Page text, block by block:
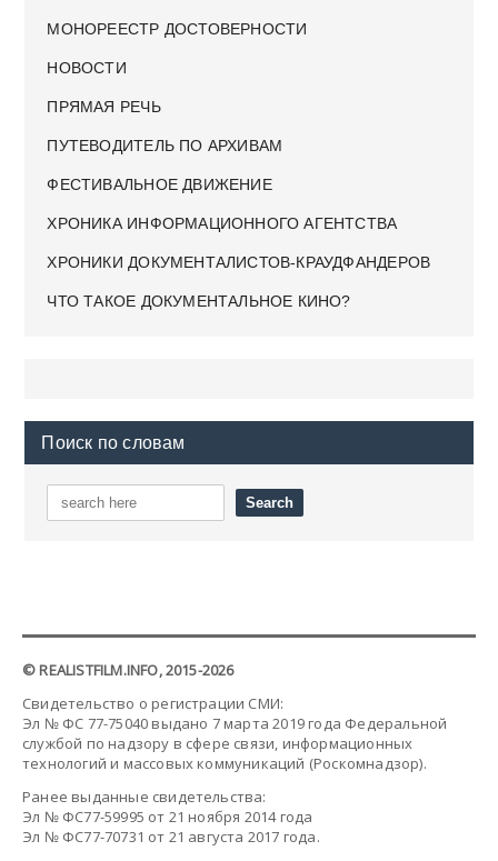
МОНОРЕЕСТР ДОСТОВЕРНОСТИ
НОВОСТИ
ПРЯМАЯ РЕЧЬ
ПУТЕВОДИТЕЛЬ ПО АРХИВАМ
ФЕСТИВАЛЬНОЕ ДВИЖЕНИЕ
ХРОНИКА ИНФОРМАЦИОННОГО АГЕНТСТВА
ХРОНИКИ ДОКУМЕНТАЛИСТОВ-КРАУДФАНДЕРОВ
ЧТО ТАКОЕ ДОКУМЕНТАЛЬНОЕ КИНО?
Поиск по словам
© REALISTFILM.INFO, 2015-2026
Свидетельство о регистрации СМИ:
Эл № ФС 77-75040 выдано 7 марта 2019 года Федеральной
службой по надзору в сфере связи, информационных
технологий и массовых коммуникаций (Роскомнадзор).
Ранее выданные свидетельства:
Эл № ФС77-59995 от 21 ноября 2014 года
Эл № ФС77-70731 от 21 августа 2017 года.